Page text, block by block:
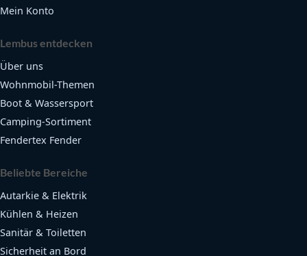
Mein Konto
Lembus entdecken
Über uns
Wohnmobil-Themen
Boot & Wassersport
Camping-Sortiment
Fendertex Fender
Beliebte Bereiche
Autarkie & Elektrik
Kühlen & Heizen
Sanitär & Toiletten
Sicherheit an Bord